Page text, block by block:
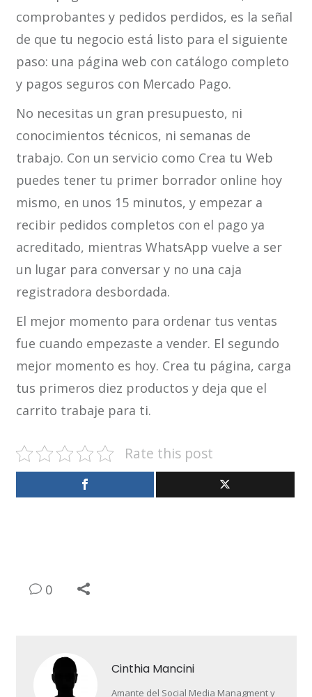
comprobantes y pedidos perdidos, es la señal
de que tu negocio está listo para el siguiente
paso: una página web con catálogo completo
y pagos seguros con Mercado Pago.
No necesitas un gran presupuesto, ni
conocimientos técnicos, ni semanas de
trabajo. Con un servicio como Crea tu Web
puedes tener tu primer borrador online hoy
mismo, en unos 15 minutos, y empezar a
recibir pedidos completos con el pago ya
acreditado, mientras WhatsApp vuelve a ser
un lugar para conversar y no una caja
registradora desbordada.
El mejor momento para ordenar tus ventas
fue cuando empezaste a vender. El segundo
mejor momento es hoy. Crea tu página, carga
tus primeros diez productos y deja que el
carrito trabaje para ti.
Rate this post
0
Cinthia Mancini
Amante del Social Media Managment y